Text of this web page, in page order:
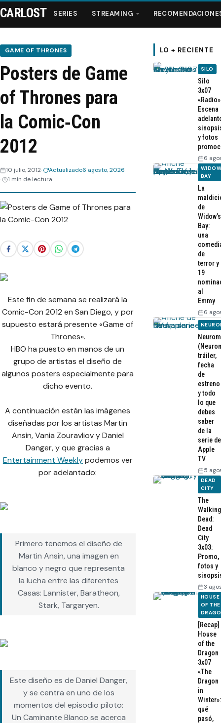
Series
Streaming
Recomendaciones
Webisodios
CARLOST SERIES STREAMING
GAME OF THRONES
Posters de Game
of Thrones para
la Comic‑Con
2012
10 julio, 2012 Actualizado6 agosto, 2026
1 min de lectura
Este fin de semana se realizará la
Comic-Con 2012 en San Diego, y por
supuesto estará presente «Game of
Thrones».
HBO ha puesto en manos de un
grupo de artistas el diseño de
algunos posters especialmente para
dicho evento.
A continuación están las imágenes
diseñadas por los artistas Martin
Ansin, Vania Zouravliov y Daniel
Danger, y que gracias a
Entertainment Weeklypodemos ver
por adelantado:
Primero tenemos el diseño de
Martin Ansin, una imagen en
blanco y negro que representa
la lucha entre las diferentes
Casas: Lannister, Baratheon,
Stark, Targaryen.
Este diseño es de Daniel Danger,
y se centra en uno de los
momentos del episodio piloto:
Un Caminante Blanco se acerca
LO + RECIENTE
SILO
Silo
3x07
Escena
y fotos
6
BAY
La
de
Widow’s
Bay:
una
de
terror y
19
al
Emmy
6
tráiler,
fecha
de
estreno
y todo
lo que
debes
saber
de la
serie de
Apple
TV
5
DEAD
CITY
The
Walking
Dead:
Dead
City
3x03:
Promo,
fotos y
3
HOUSE
OF THE
[Recap]
House
of the
Dragon
3x07
«The
Dragon
in
Winter»:
qué
pasó,